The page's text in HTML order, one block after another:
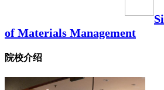
of Materials Management
院校介绍